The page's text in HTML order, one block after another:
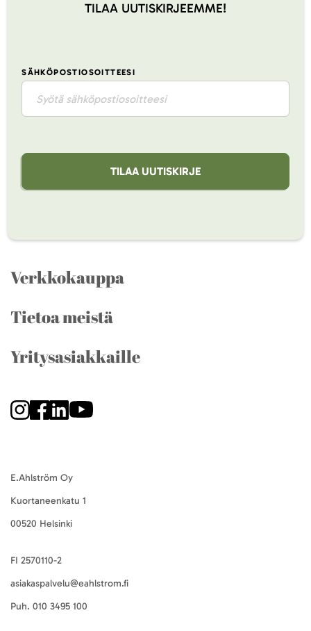
TILAA UUTISKIRJEEMME!
SÄHKÖPOSTIOSOITTEESI
TILAA UUTISKIRJE
Verkkokauppa
Tietoa meistä
Yritysasiakkaille
E.Ahlström Oy
Kuortaneenkatu 1
00520 Helsinki
FI 2570110-2
asiakaspalvelu@eahlstrom.fi
Puh. 010 3495 100